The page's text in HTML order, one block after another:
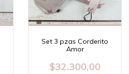
Set 3 pzas Corderito
Amor
$32.300,00